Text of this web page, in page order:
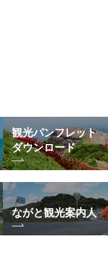
観光パンフレット
ダウンロード
ながと観光案内人